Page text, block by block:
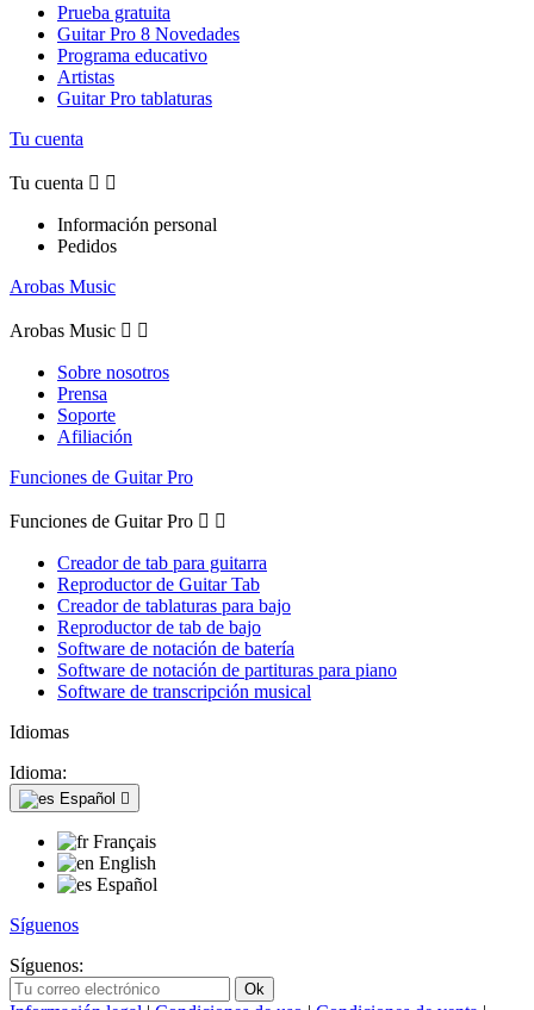
Prueba gratuita
Guitar Pro 8 Novedades
Programa educativo
Artistas
Guitar Pro tablaturas
Tu cuenta
Tu cuenta  
Información personal
Pedidos
Arobas Music
Arobas Music  
Sobre nosotros
Prensa
Soporte
Afiliación
Funciones de Guitar Pro
Funciones de Guitar Pro  
Creador de tab para guitarra
Reproductor de Guitar Tab
Creador de tablaturas para bajo
Reproductor de tab de bajo
Software de notación de batería
Software de notación de partituras para piano
Software de transcripción musical
Idiomas
Idioma:
Español 
Français
English
Español
Síguenos
Síguenos: